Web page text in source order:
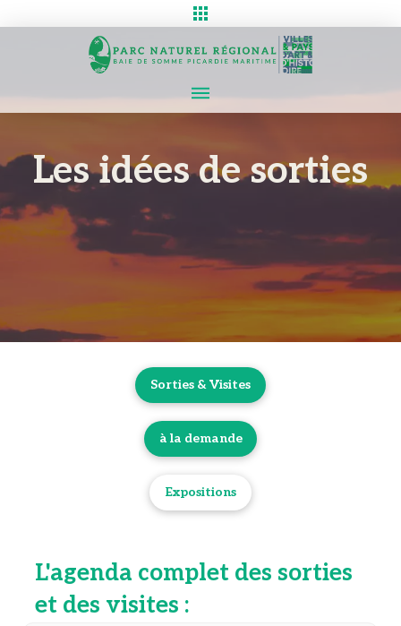
Les idées de sorties
Sorties & Visites
à la demande
Expositions
L'agenda complet des sorties
et des visites :